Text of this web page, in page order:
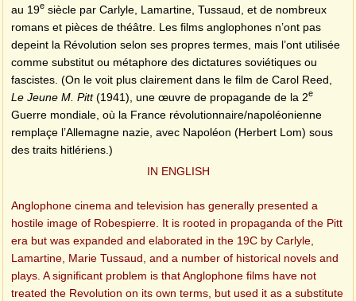
au 19e siècle par Carlyle, Lamartine, Tussaud, et de nombreux
romans et pièces de théâtre. Les films anglophones n’ont pas
depeint la Révolution selon ses propres termes, mais l’ont utilisée
comme substitut ou métaphore des dictatures soviétiques ou
fascistes. (On le voit plus clairement dans le film de Carol Reed,
Le Jeune M. Pitt(1941), une œuvre de propagande de la 2e
Guerre mondiale, où la France révolutionnaire/napoléonienne
remplaçe l’Allemagne nazie, avec Napoléon (Herbert Lom) sous
des traits hitlériens.)
IN ENGLISH
Anglophone cinema and television has generally presented a
hostile image of Robespierre. It is rooted in propaganda of the Pitt
era but was expanded and elaborated in the 19C by Carlyle,
Lamartine, Marie Tussaud, and a number of historical novels and
plays. A significant problem is that Anglophone films have not
treated the Revolution on its own terms, but used it as a substitute